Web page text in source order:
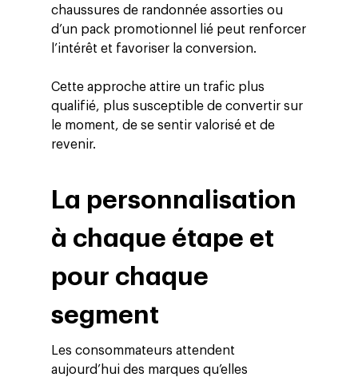
chaussures de randonnée assorties ou
d’un pack promotionnel lié peut renforcer
l’intérêt et favoriser la conversion.
Cette approche attire un trafic plus
qualifié, plus susceptible de convertir sur
le moment, de se sentir valorisé et de
revenir.
La personnalisation
à chaque étape et
pour chaque
segment
Les consommateurs attendent
aujourd’hui des marques qu’elles